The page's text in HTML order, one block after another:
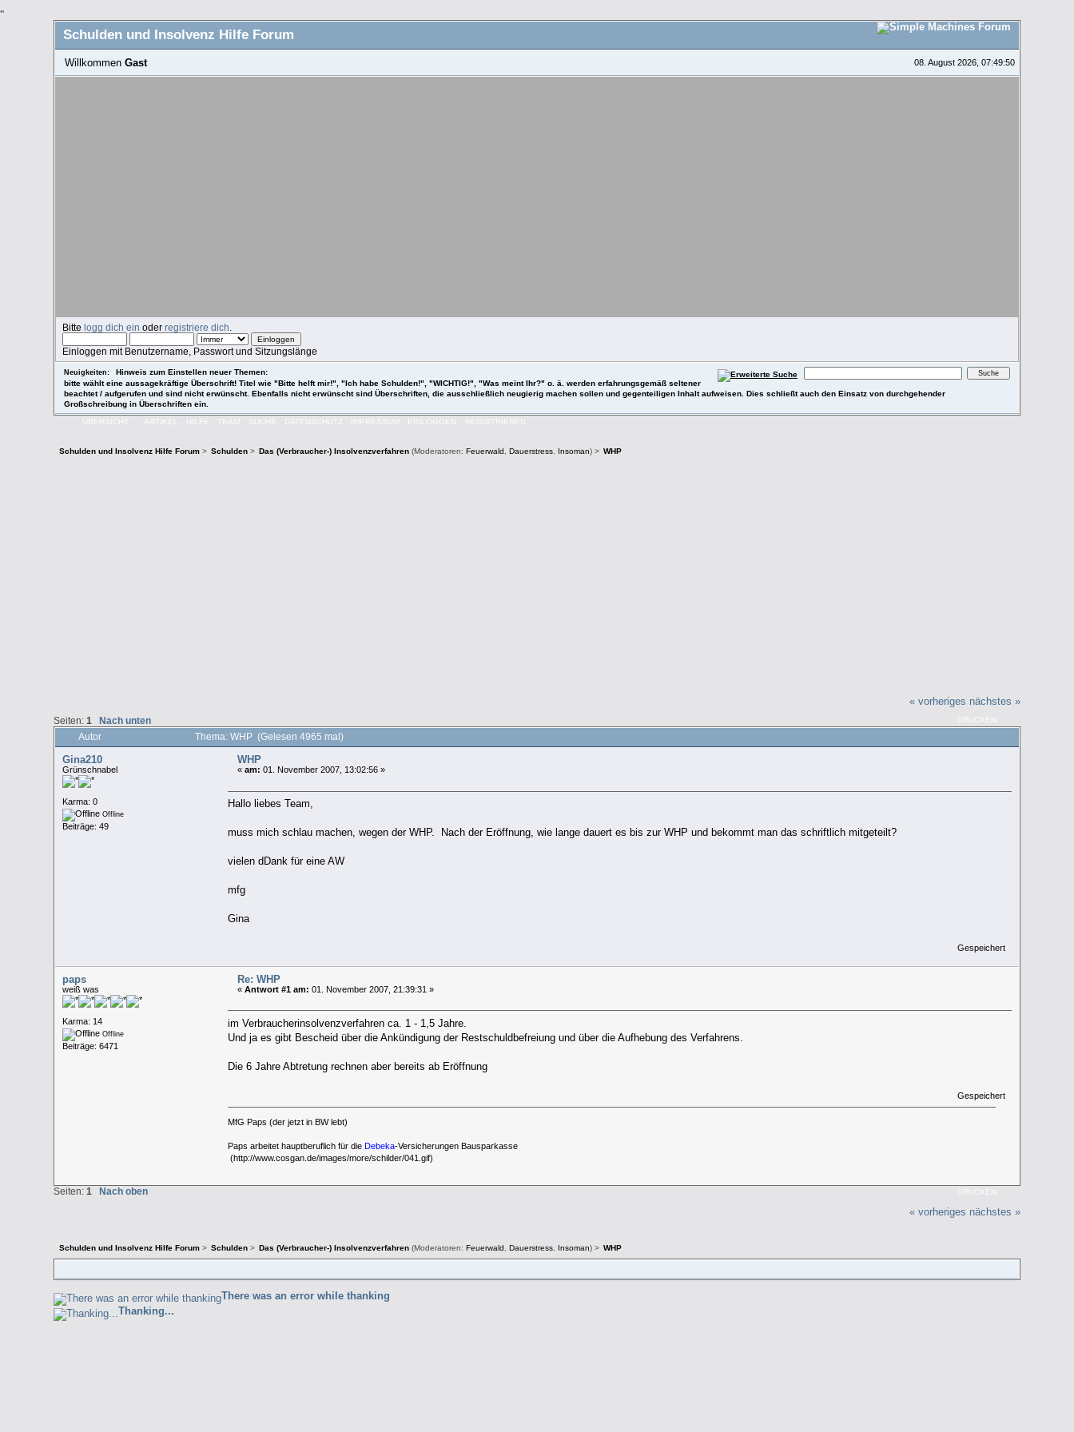
"
Schulden und Insolvenz Hilfe Forum
08. August 2026, 07:49:50
Willkommen Gast
Bittelogg dich ein oderregistriere dich
Einloggen mit Benutzername, Passwort und Sitzungslänge
Neuigkeiten:
Hinweis zum Einstellen neuer Themen:
bitte wählt eine aussagekräftige Überschrift! Titel wie "Bitte helft mir!", "Ich habe Schulden!", "WICHTIG!", "Was meint Ihr?" o. ä. werden erfahrungsgemäß seltener
beachtet / aufgerufen und sind nicht erwünscht. Ebenfalls nicht erwünscht sind Überschriften, die ausschließlich neugierig machen sollen und gegenteiligen Inhalt aufweisen. Dies schließt auch den Einsatz von durchgehender
Großschreibung in Überschriften ein.
ÜBERSICHT ARTIKEL HILFE TEAM SUCHE DATENSCHUTZ IMPRESSUM EINLOGGEN REGISTRIEREN
Schulden und Insolvenz Hilfe Forum> Schulden> Das (Verbraucher-) Insolvenzverfahren(Moderatoren: Feuerwald , Dauerstress, Insoman) > WHP
« vorheriges nächstes »
Seiten:1 Nach unten DRUCKEN
Autor Thema: WHP (Gelesen 4965 mal)
Gina210
Grünschnabel
Karma: 0
Offline
Beiträge: 49
WHP
«am: 01. November 2007, 13:02:56 »
Hallo liebes Team,
muss mich schlau machen, wegen der WHP. Nach der Eröffnung, wie lange dauert es bis zur WHP und bekommt man das schriftlich mitgeteilt?
vielen dDank für eine AW
mfg
Gina
Gespeichert
paps
weiß was
Karma: 14
Offline
Beiträge: 6471
Re: WHP
«Antwort #1 am: 01. November 2007, 21:39:31 »
im Verbraucherinsolvenzverfahren ca. 1 - 1,5 Jahre.
Und ja es gibt Bescheid über die Ankündigung der Restschuldbefreiung und über die Aufhebung des Verfahrens.
Die 6 Jahre Abtretung rechnen aber bereits ab Eröffnung
Gespeichert
MfG Paps (der jetzt in BW lebt)
Paps arbeitet hauptberuflich für die Debeka-Versicherungen Bausparkasse
(http://www.cosgan.de/images/more/schilder/041.gif)
DRUCKEN
Seiten:1 Nach oben
« vorheriges nächstes »
Schulden und Insolvenz Hilfe Forum> Schulden> Das (Verbraucher-) Insolvenzverfahren(Moderatoren: Feuerwald Dauerstress, Insoman) > WHP
There was an error while thanking
Thanking...